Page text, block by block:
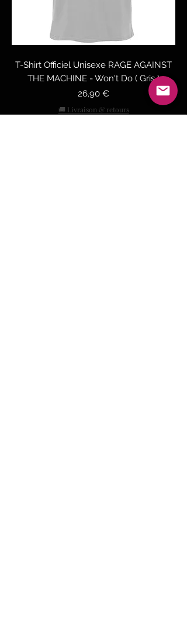
T-Shirt Officiel Unisexe RAGE AGAINST
THE MACHINE - Won't Do ( Gris )
Precio
26,90 €
🚚 Livraison & retours